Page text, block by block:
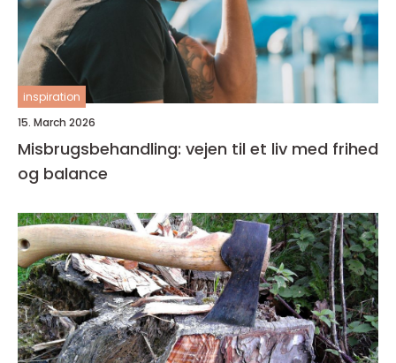
inspiration
15. March 2026
Misbrugsbehandling: vejen til et liv med frihed
og balance